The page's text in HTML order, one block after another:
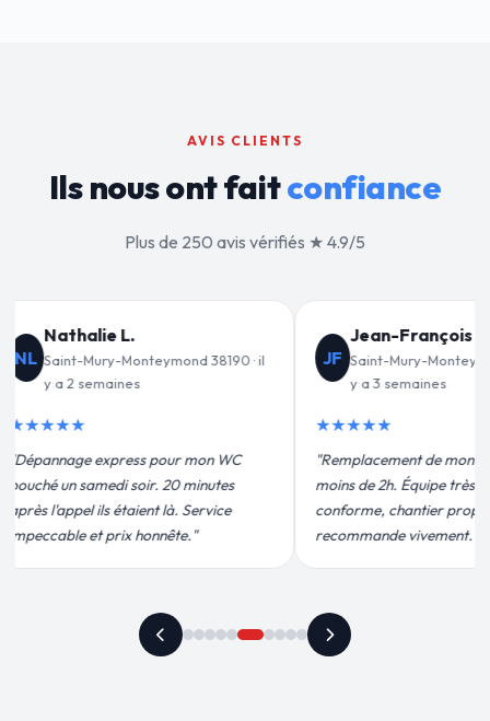
AVIS CLIENTS
Ils nous ont faitconfiance
Plus de 250 avis vérifiés ★ 4.9/5
C.
38190 · il
mon chauffe-eau en
très pro, devis
propre. Je
VD Saint-Mury-Monteymond 38190 · il
"Un grand merci à Sylvain Plombier
pour leur intervention rapide et
efficace. Fuite réparée en 30 min, prix
plus qu'honnête !"